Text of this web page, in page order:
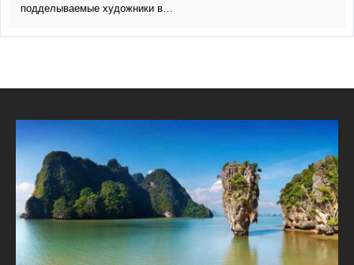
подделываемые художники в…